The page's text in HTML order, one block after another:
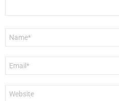
mail
*
web